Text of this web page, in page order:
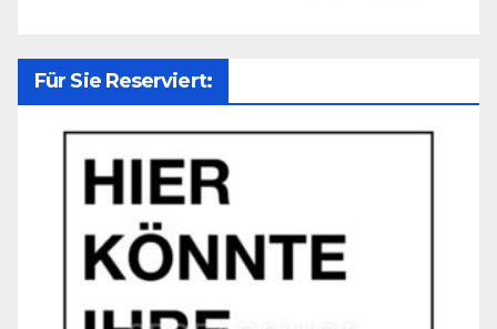
Für Sie Reserviert: